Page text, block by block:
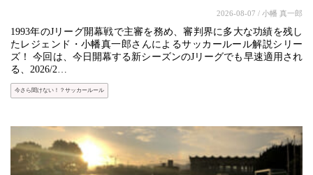
2026-08-07 / 小幡 真一郎
1993年のJリーグ開幕戦で主審を務め、審判界に多大な功績を残し
たレジェンド・小幡真一郎さんによるサッカールール解説シリー
ズ！ 今回は、今日開幕する新シーズンのJリーグでも早速適用され
る、2026/2…
今さら聞けない！？サッカールール